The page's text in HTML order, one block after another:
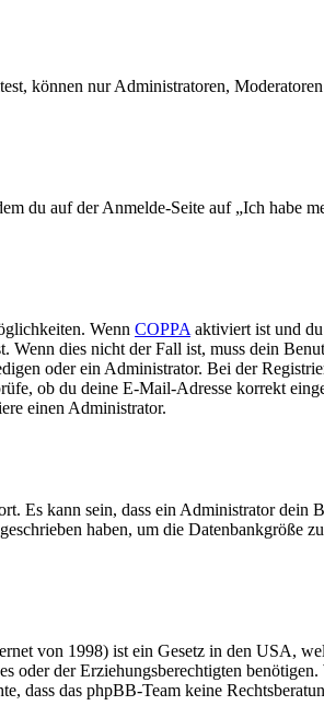
können nur Administratoren,
du auf der Anmelde-Seite auf „Ich habe
Wenn COPPA aktiviert ist und du
Wenn dies nicht der Fall ist, muss dein
oder ein Administrator. Bei der
ob du deine E-Mail-Adresse korrekt
einen Administrator.
Es kann sein, dass ein Administrator dein
haben, um die Datenbankgröße
von 1998) ist ein Gesetz in den USA,
oder der Erziehungsberechtigten
dass das phpBB-Team keine